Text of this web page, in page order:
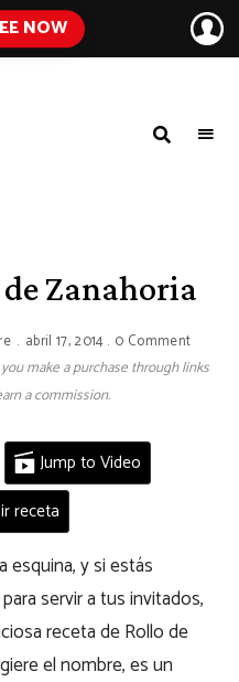
NOW
Zanahoria
abril 17, 2014 0 Comment
make a purchase through links
a commission.
Jump to Video
receta
esquina, y si estás
servir a tus invitados,
receta de Rollo de
el nombre, es un